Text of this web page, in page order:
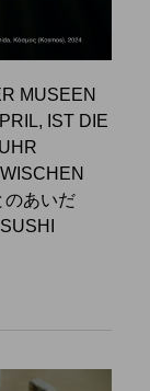
MUSEEN
IST DIE
あいだ